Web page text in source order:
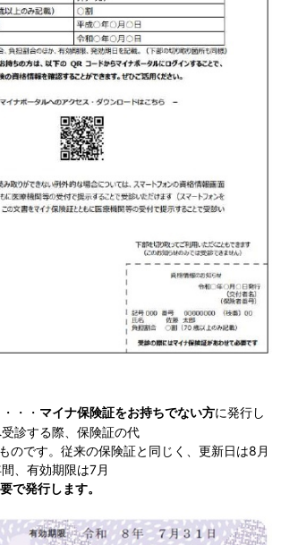
・・・ マイナ保険証をお持ちでない方に発行し
診する際、保険証の代
です。従来の保険証と同じく、更新日は8月
、有効期限は7月
で発行します。